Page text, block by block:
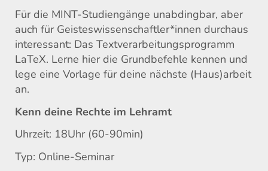
Für die MINT-Studiengänge unabdingbar, aber
auch für Geisteswissenschaftler*innen durchaus
interessant: Das Textverarbeitungsprogramm
LaTeX. Lerne hier die Grundbefehle kennen und
lege eine Vorlage für deine nächste (Haus)arbeit
an.
Kenn deine Rechte im Lehramt
Uhrzeit: 18Uhr (60-90min)
Typ: Online-Seminar